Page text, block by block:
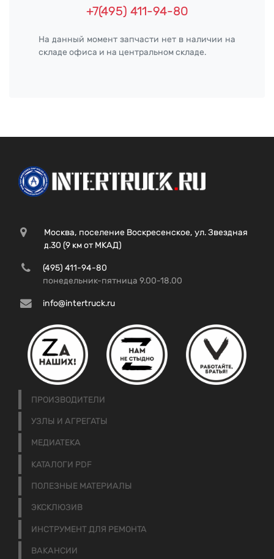
+7(495) 411-94-80
На данный момент запчасти нет в наличии на
складе офиса и на центральном складе.
Москва, поселение Воскресенское, ул. Звездная
д.30 (9 км от МКАД)
(495) 411-94-80
понедельник-пятница 9.00-18.00
info@intertruck.ru
ПРОИЗВОДИТЕЛИ
УЗЛЫ И АГРЕГАТЫ
МЕДИАТЕКА
КАТАЛОГИ PDF
ПОЛЕЗНЫЕ МАТЕРИАЛЫ
ЭКСКЛЮЗИВ
ИНСТРУМЕНТ ДЛЯ РЕМОНТА
ВАКАНСИИ